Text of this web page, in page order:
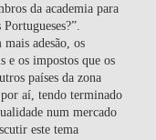
da academia para
adesão, os
e os impostos que os
países da zona
aí, tendo terminado
num mercado
este tema